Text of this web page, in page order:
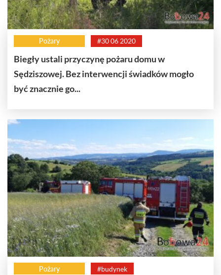
Pożary #30 06 2020
Biegły ustali przyczynę pożaru domu w
Sędziszowej. Bez interwencji świadków mogło
być znacznie go...
Pożary #budynek